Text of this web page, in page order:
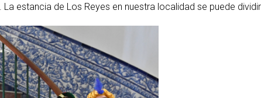
estancia de Los Reyes en nuestra localidad se puede